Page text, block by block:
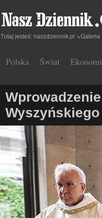
Polska Świat
Tutaj jesteś: naszdziennik.pl Galeria